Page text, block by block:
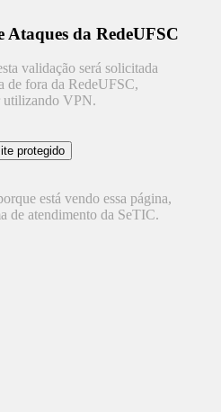
Ataques da RedeUFSC
validação será solicitada
de fora da RedeUFSC,
utilizando VPN.
está vendo essa página,
de atendimento da SeTIC.